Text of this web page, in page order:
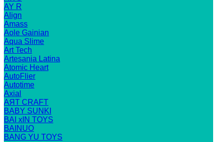
AY R
Align
Amass
Aole Gainian
Aqua Slime
Art Tech
Artesania Latina
Atomic Heart
AutoFlier
Autotime
Axial
AЯT CRAFT
BABY SUNKI
BAI xIN TOYS
BAINUO
BANG YU TOYS